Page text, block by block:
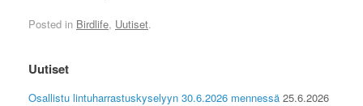
Posted in Birdlife, Uutiset.
Uutiset
Osallistu lintuharrastuskyselyyn 30.6.2026 mennessä 25.6.2026